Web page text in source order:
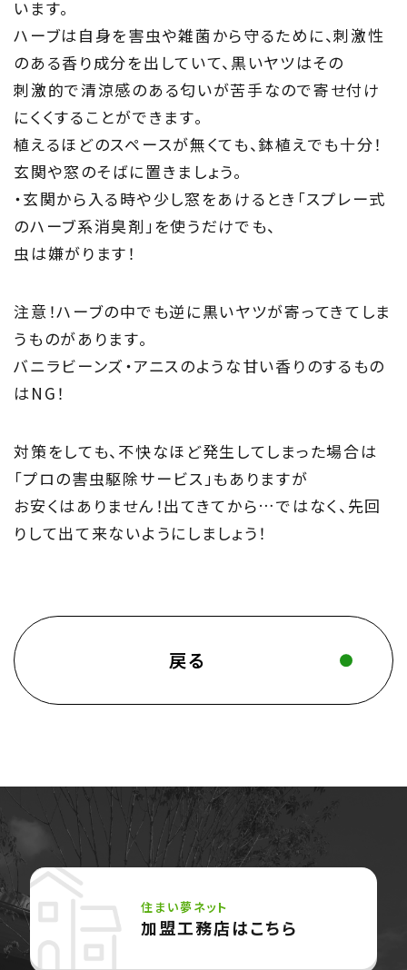
います。
ハーブは自身を害虫や雑菌から守るために、刺激性
のある香り成分を出していて、黒いヤツはその
刺激的で清涼感のある匂いが苦手なので寄せ付け
にくくすることができます。
植えるほどのスペースが無くても、鉢植えでも十分！
玄関や窓のそばに置きましょう。
・玄関から入る時や少し窓をあけるとき「スプレー式
のハーブ系消臭剤」を使うだけでも、
虫は嫌がります！
注意！ハーブの中でも逆に黒いヤツが寄ってきてしま
うものがあります。
バニラビーンズ・アニスのような甘い香りのするもの
はNG！
対策をしても、不快なほど発生してしまった場合は
「プロの害虫駆除サービス」もありますが
お安くはありません！出てきてから…ではなく、先回
りして出て来ないようにしましょう！
戻る
住まい夢ネット
加盟工務店はこちら